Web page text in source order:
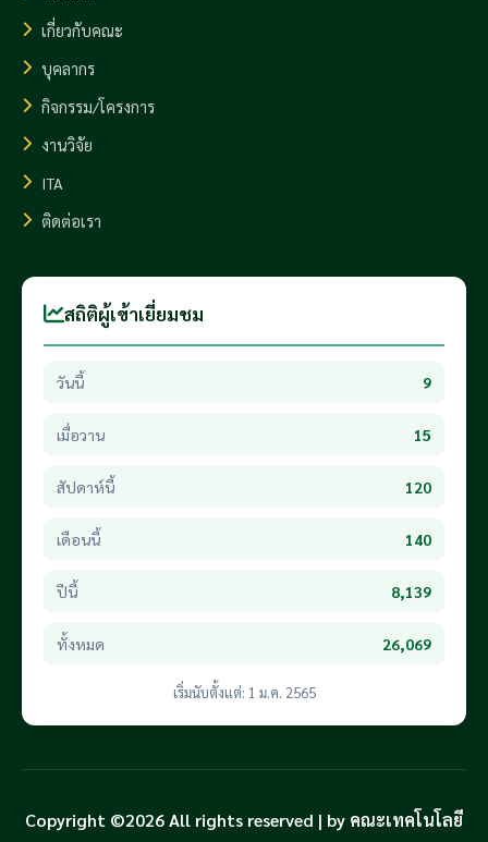
เกี่ยวกับคณะ
บุคลากร
กิจกรรม/โครงการ
งานวิจัย
ITA
ติดต่อเรา
สถิติผู้เข้าเยี่ยมชม
วันนี้ 9
เมื่อวาน 15
สัปดาห์นี้ 120
เดือนนี้ 140
ปีนี้ 8,139
ทั้งหมด 26,069
เริ่มนับตั้งแต่: 1 ม.ค. 2565
Copyright ©2026 All rights reserved | by คณะเทคโนโลยี